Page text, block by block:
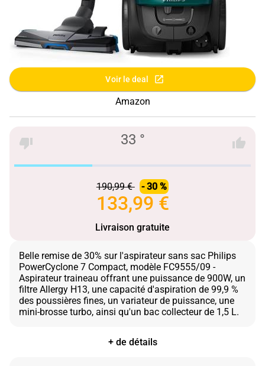
Voir le deal
Amazon
33 °
190,99 € - 30 %
133,99 €
Livraison gratuite
Belle remise de 30% sur l'aspirateur sans sac Philips
PowerCyclone 7 Compact, modèle FC9555/09 -
Aspirateur traineau offrant une puissance de 900W, un
filtre Allergy H13, une capacité d'aspiration de 99,9 %
des poussières fines, un variateur de puissance, une
+ de détails